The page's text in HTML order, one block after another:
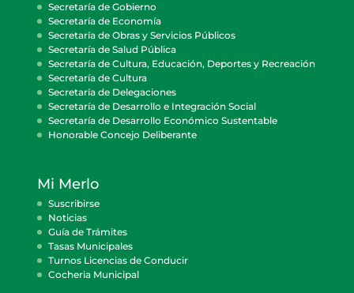
Secretaría de Gobierno
Secretaría de Economía
Secretaría de Obras y Servicios Públicos
Secretaría de Salud Pública
Secretaría de Cultura, Educación, Deportes y Recreación
Secretaría de Cultura
Secretaría de Delegaciones
Secretaría de Desarrollo e Integración Social
Secretaría de Desarrollo Económico Sustentable
Honorable Concejo Deliberante
Mi Merlo
Suscribirse
Noticias
Guía de Trámites
Tasas Municipales
Turnos Licencias de Conducir
Cocheria Municipal